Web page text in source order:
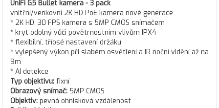
UniFi G5 Bullet kamera - 3 pack
vnitřní/venkovní 2K HD PoE kamera nové generace
* 2K HD, 30 FPS kamera s 5MP CMOS snímačem
* kryt odolný vůči povětrnostním vlivům IPX4
* flexibilní, tříosé nastavení držáku
* vylepšený výkon při slabém osvětlení a IR noční vidění až na
9m
* AI detekce
Typ objektivu: fixní
Obrazový snímač: 5MP CMOS
Objektiv: pevná ohnisková vzdálenost